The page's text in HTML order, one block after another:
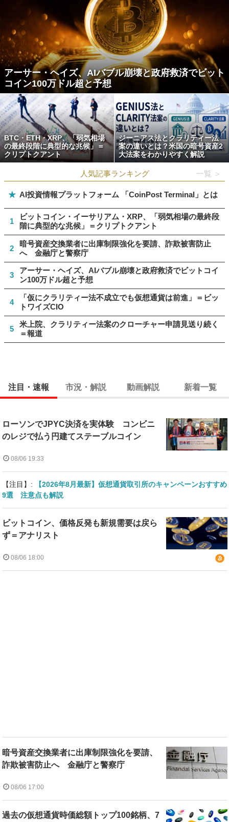
アーサー・ヘイズ、AIバブル崩壊と政府救済でビット
コイン100万ドル超と予想
BTC・ETH・XRP、「弱気相場
の最終段階に典型的な兆候」＝
クリプトクアント
ジーニアス法とクラリティー法
案の違いとは？米国の暗号資産2
大法案をわかりやすく解説
人気記事ランキング 一覧 ＞
★ AI投資情報プラットフォーム 「CoinPost Terminal」とは
1
ビットコイン・イーサリアム・XRP、「弱気相場の最終段
階に典型的な兆候」＝クリプトクアント
2
暗号資産交換業者に出庫制限強化を要請、詐欺被害防止
へ 金融庁と警察庁
3
アーサー・ヘイズ、AIバブル崩壊と政府救済でビットコイ
ン100万ドル超と予想
4
「仮にクラリティー法不成立でも仮想通貨は前進」＝ビッ
トワイズCIO
5
米上院、クラリティー法案のクローチャー申請見送り続く
＝報道
注目・速報 市況・解説 動画解説 新着一覧
ローソンでJPYC決済を実体験 コンビニ
のレジで払う円建てステーブルコイン
08/06 19:33
【注目】:
【2026年8月最新】仮想通貨取引所のキャンペーンおすすめ
9選 注意点も解説
ビットコイン、価格反発も新規需要は戻ら
ず＝アナリスト
08/06 18:00
暗号資産交換業者に出庫制限強化を要請、
詐欺被害防止へ 金融庁と警察庁
08/06 17:00
過去の仮想通貨時価総額トップ100銘柄、7